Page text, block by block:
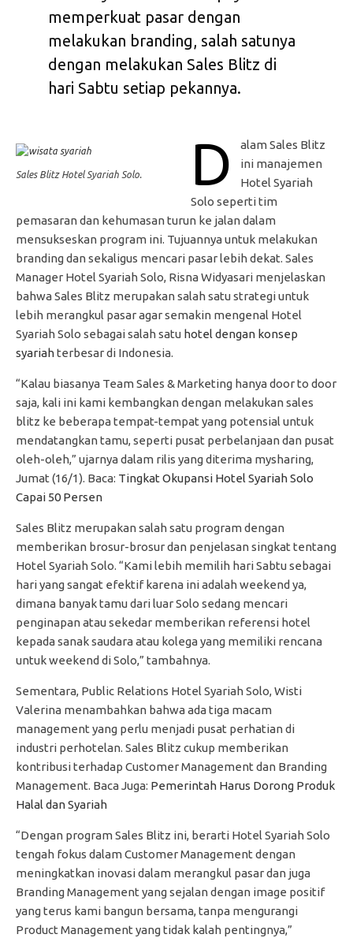
memperkuat pasar dengan
melakukan branding, salah satunya
dengan melakukan Sales Blitz di
hari Sabtu setiap pekannya.
Sales Blitz Hotel Syariah Solo. D
alam Sales Blitz
ini manajemen
Hotel Syariah
Solo seperti tim
pemasaran dan kehumasan turun ke jalan dalam
mensukseskan program ini. Tujuannya untuk melakukan
branding dan sekaligus mencari pasar lebih dekat. Sales
Manager Hotel Syariah Solo, Risna Widyasari menjelaskan
bahwa Sales Blitz merupakan salah satu strategi untuk
lebih merangkul pasar agar semakin mengenal Hotel
Syariah Solo sebagai salah satu hotel dengan konsep
syariahterbesar di Indonesia.
“Kalau biasanya Team Sales & Marketing hanya door to door
saja, kali ini kami kembangkan dengan melakukan sales
blitz ke beberapa tempat-tempat yang potensial untuk
mendatangkan tamu, seperti pusat perbelanjaan dan pusat
oleh-oleh,” ujarnya dalam rilis yang diterima mysharing,
Jumat (16/1). Baca: Tingkat Okupansi Hotel Syariah Solo
Capai 50 Persen
Sales Blitz merupakan salah satu program dengan
memberikan brosur-brosur dan penjelasan singkat tentang
Hotel Syariah Solo. “Kami lebih memilih hari Sabtu sebagai
hari yang sangat efektif karena ini adalah weekend ya,
dimana banyak tamu dari luar Solo sedang mencari
penginapan atau sekedar memberikan referensi hotel
kepada sanak saudara atau kolega yang memiliki rencana
untuk weekend di Solo,” tambahnya.
Sementara, Public Relations Hotel Syariah Solo, Wisti
Valerina menambahkan bahwa ada tiga macam
management yang perlu menjadi pusat perhatian di
industri perhotelan. Sales Blitz cukup memberikan
kontribusi terhadap Customer Management dan Branding
Management. Baca Juga: Pemerintah Harus Dorong Produk
Halal dan Syariah
“Dengan program Sales Blitz ini, berarti Hotel Syariah Solo
tengah fokus dalam Customer Management dengan
meningkatkan inovasi dalam merangkul pasar dan juga
Branding Management yang sejalan dengan image positif
yang terus kami bangun bersama, tanpa mengurangi
Product Management yang tidak kalah pentingnya,”